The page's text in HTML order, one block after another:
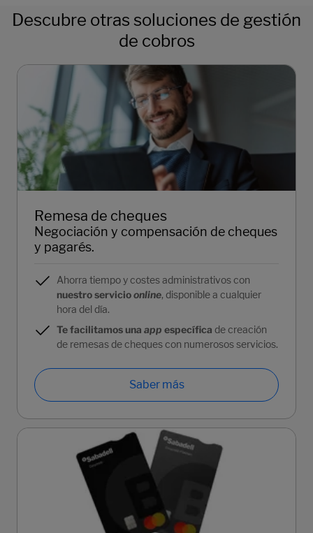
Descubre otras soluciones de gestión
de cobros
Remesa de cheques
Negociación y compensación de cheques
y pagarés.
Ahorra tiempo y costes administrativos con
nuestro servicioonline, disponible a cualquier
hora del día.
Te facilitamos una app específica de creación
de remesas de cheques con numerosos servicios.
Saber más